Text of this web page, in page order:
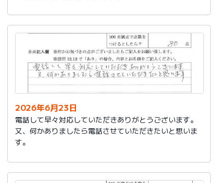
集長さんにもよろしく…
2026年6月23日
電話して早々対応していただきありがとうございます。
又、何かありましたら電話させていただきたいと思いま
す。